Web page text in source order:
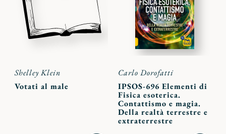
preferiti
Shelley Klein
Votati al male
Carlo Dorofatti
IPSOS-696 Elementi di
Fisica esoterica.
Contattismo e magia.
Della realtà terrestre e
extraterrestre